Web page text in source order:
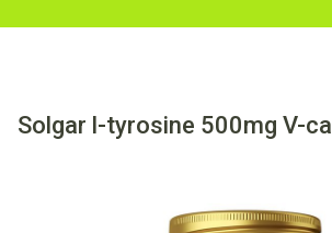
Solgar l-tyrosine 500mg V-